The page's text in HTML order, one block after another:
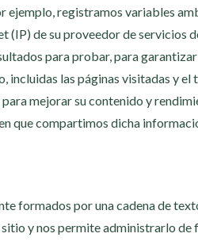
registramos variables
de su proveedor de servicios
para probar, para
las páginas visitadas y el
mejorar su contenido y
que compartimos dicha
formados por una cadena de
y nos permite administrarlo